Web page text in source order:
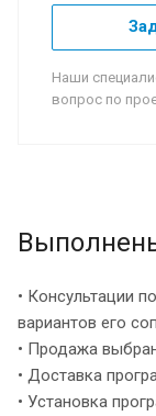
Наши
вопрос по
• Консультации
вариантов его
• Продажа
• Доставка
• Установка